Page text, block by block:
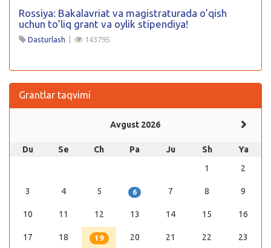
Rossiya: Bakalavriat va magistraturada o’qish
uchun to’liq grant va oylik stipendiya!
Dasturlash 143795
Grantlar taqvimi
Avgust 2026
Du Se Ch Pa Ju Sh
Ya
1
2
3 4 5 6 7 8 9
10 11 12 13 14 15 16
17 18 19 20 21 22 23